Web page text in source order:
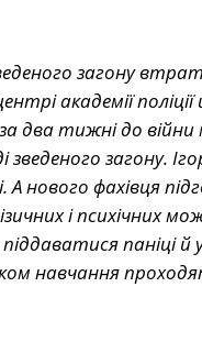
загону
академії поліції
два тижні до війни
загону.
А нового фахівця
і психічних
паніці й
навчання